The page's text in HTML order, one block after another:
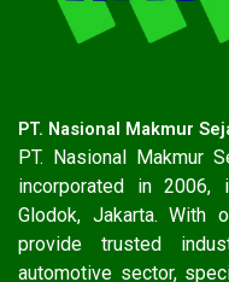
PT. Nasional Makmur
PT. Nasional Makmur
incorporated in
Glodok, Jakarta. With
provide trusted
automotive sector,